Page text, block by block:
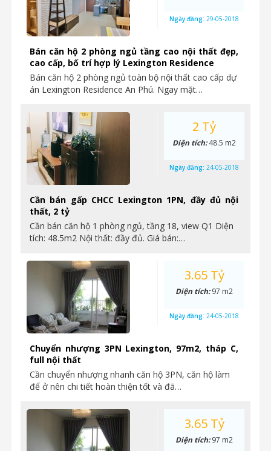
Bán căn hộ 2 phòng ngủ tầng cao nội thất đẹp,
cao cấp, bố trí hợp lý Lexington Residence
Bán căn hộ 2 phòng ngủ toàn bộ nội thất cao cấp dự
án Lexington Residence An Phú. Ngay mặt…
Ngày đăng: 29-05-2018
Cần bán gấp CHCC Lexington 1PN, đầy đủ nội
thất, 2 tỷ
Cần bán căn hộ 1 phòng ngủ, tầng 18, view Q1 Diện
tích: 48.5m2 Nội thất: đầy đủ. Giá bán:…
2 Tỷ
Diện tích:48.5 m2
Ngày đăng: 24-05-2018
Chuyển nhượng 3PN Lexington, 97m2, tháp C,
full nội thất
Cần chuyển nhượng nhanh căn hộ 3PN, căn hộ làm
để ở nên chi tiết hoàn thiện tốt và đã…
3.65 Tỷ
Diện tích:97 m2
Ngày đăng: 24-05-2018
3.65 Tỷ
Diện tích:97 m2